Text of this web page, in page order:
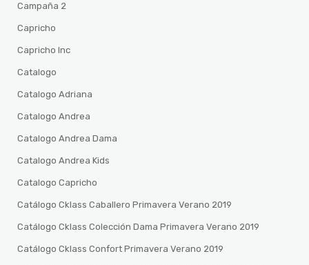
Campaña 2
Capricho
Capricho Inc
Catalogo
Catalogo Adriana
Catalogo Andrea
Catalogo Andrea Dama
Catalogo Andrea Kids
Catalogo Capricho
Catálogo Cklass Caballero Primavera Verano 2019
Catálogo Cklass Colección Dama Primavera Verano 2019
Catálogo Cklass Confort Primavera Verano 2019